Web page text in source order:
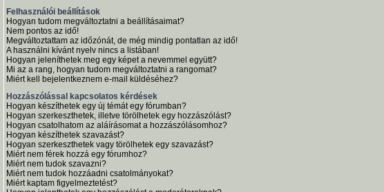
Felhasználói beállítások
Hogyan tudom megváltoztatni a beállításaimat?
Nem pontos az idő!
Megváltoztattam az időzónát, de még mindig pontatlan az idő!
A használni kívánt nyelv nincs a listában!
Hogyan jeleníthetek meg egy képet a nevemmel együtt?
Mi az a rang, hogyan tudom megváltoztatni a rangomat?
Miért kell bejelentkeznem e-mail küldéséhez?
Hozzászólással kapcsolatos kérdések
Hogyan készíthetek egy új témát egy fórumban?
Hogyan szerkeszthetek, illetve törölhetek egy hozzászólást?
Hogyan csatolhatom az aláírásomat a hozzászólásomhoz?
Hogyan készíthetek szavazást?
Hogyan szerkeszthetek vagy törölhetek egy szavazást?
Miért nem férek hozzá egy fórumhoz?
Miért nem tudok szavazni?
Miért nem tudok hozzáadni csatolmányokat?
Miért kaptam figyelmeztetést?